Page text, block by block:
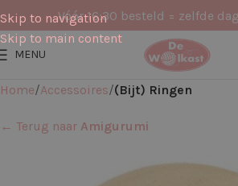
Skip to navigation
Skip to main content
Vóór 16:30 besteld = zelfde
MENU
Home Accessoires (Bijt) Ringen
← Terug naar Amigurumi